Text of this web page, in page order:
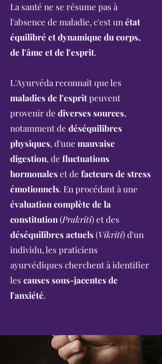
La santé ne se résume pas à
l'absence de maladie, c'est un état
équilibré et dynamique du corps,
de l'âme et de l'esprit.
L'Ayurvéda reconnaît que les
maladies de l'espritpeuvent
provenir de diverses sources,
notamment de déséquilibres
physiques, d'une mauvaise
digestion, de fluctuations
hormonaleset de facteurs de stress
émotionnels. En procédant à une
évaluation complète de la
constitution(Prakriti) et des
déséquilibres actuels(Vikriti) d'un
individu, les praticiens
ayurvédiques cherchent à identifier
les causes sous-jacentes de
l'anxiété.